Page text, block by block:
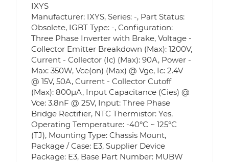
IXYS
Manufacturer: IXYS, Series: -, Part Status:
Obsolete, IGBT Type: -, Configuration:
Three Phase Inverter with Brake, Voltage -
Collector Emitter Breakdown (Max): 1200V,
Current - Collector (Ic) (Max): 90A, Power -
Max: 350W, Vce(on) (Max) @ Vge, Ic: 2.4V
@ 15V, 50A, Current - Collector Cutoff
(Max): 800µA, Input Capacitance (Cies) @
Vce: 3.8nF @ 25V, Input: Three Phase
Bridge Rectifier, NTC Thermistor: Yes,
Operating Temperature: -40°C ~ 125°C
(TJ), Mounting Type: Chassis Mount,
Package / Case: E3, Supplier Device
Package: E3, Base Part Number: MUBW